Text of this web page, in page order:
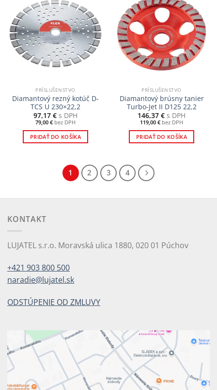
PRÍSLUŠENSTVO
Diamantový rezný kotúč D-
TCS U 230×22,2
97,17 € s DPH
79,00 € bez DPH
PRIDAŤ DO KOŠÍKA
PRÍSLUŠENSTVO
Diamantový brúsny tanier
Turbo-Jet II D125 22,2
146,37 € s DPH
119,00 € bez DPH
PRIDAŤ DO KOŠÍKA
1 2 3 4
KONTAKT
LUJATEL s.r.o. Moravská ulica 1880, 020 01 Púchov
+421 903 800 500
naradie@lujatel.sk
ODSTÚPENIE OD ZMLUVY